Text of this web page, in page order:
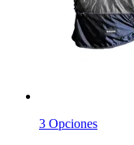
3 Opciones